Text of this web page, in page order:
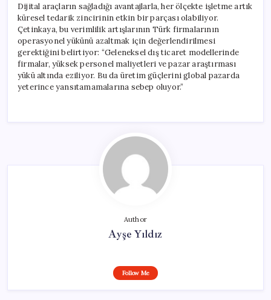
Dijital araçların sağladığı avantajlarla, her ölçekte işletme artık
küresel tedarik zincirinin etkin bir parçası olabiliyor.
Çetinkaya, bu verimlilik artışlarının Türk firmalarının
operasyonel yükünü azaltmak için değerlendirilmesi
gerektiğini belirtiyor: “Geleneksel dış ticaret modellerinde
firmalar, yüksek personel maliyetleri ve pazar araştırması
yükü altında eziliyor. Bu da üretim güçlerini global pazarda
yeterince yansıtamamalarına sebep oluyor.”
Author
Ayşe Yıldız
Follow Me